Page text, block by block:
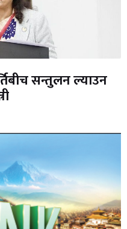
सन्तुलन ल्याउन